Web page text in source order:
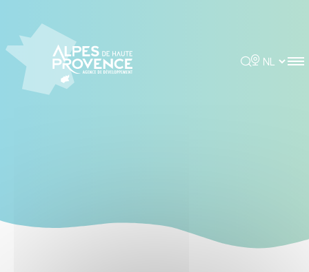
Rechercher
Choisir la